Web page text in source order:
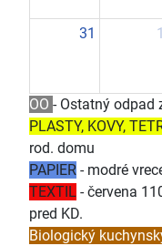
31 1
OO - Ostatný odpad
PLASTY, KOVY,
rod. domu
PAPIER - modré
TEXTIL - červena
pred KD.
Biologický